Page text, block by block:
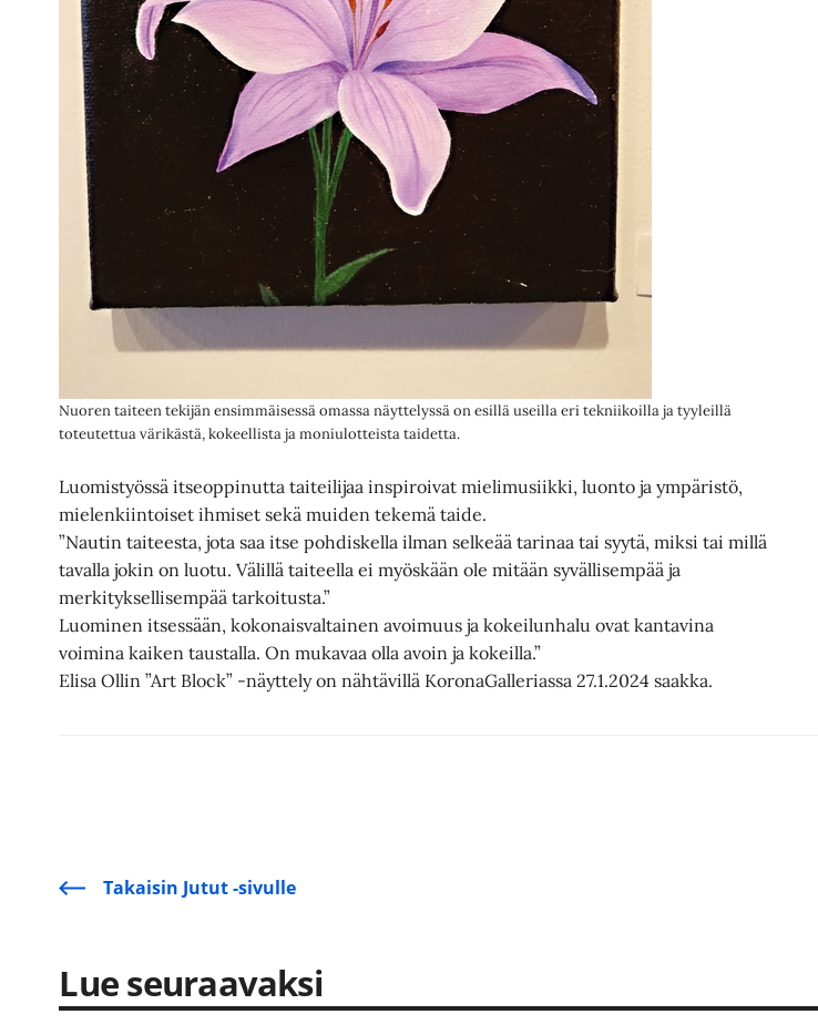
Nuoren taiteen tekijän ensimmäisessä omassa näyttelyssä on esillä useilla eri tekniikoilla ja tyyleillä
toteutettua värikästä, kokeellista ja moniulotteista taidetta.
Luomistyössä itseoppinutta taiteilijaa inspiroivat mielimusiikki, luonto ja ympäristö,
mielenkiintoiset ihmiset sekä muiden tekemä taide.
”Nautin taiteesta, jota saa itse pohdiskella ilman selkeää tarinaa tai syytä, miksi tai millä
tavalla jokin on luotu. Välillä taiteella ei myöskään ole mitään syvällisempää ja
merkityksellisempää tarkoitusta.”
Luominen itsessään, kokonaisvaltainen avoimuus ja kokeilunhalu ovat kantavina
voimina kaiken taustalla. On mukavaa olla avoin ja kokeilla.”
Elisa Ollin ”Art Block” -näyttely on nähtävillä KoronaGalleriassa 27.1.2024 saakka.
Takaisin Jutut -sivulle
Lue seuraavaksi